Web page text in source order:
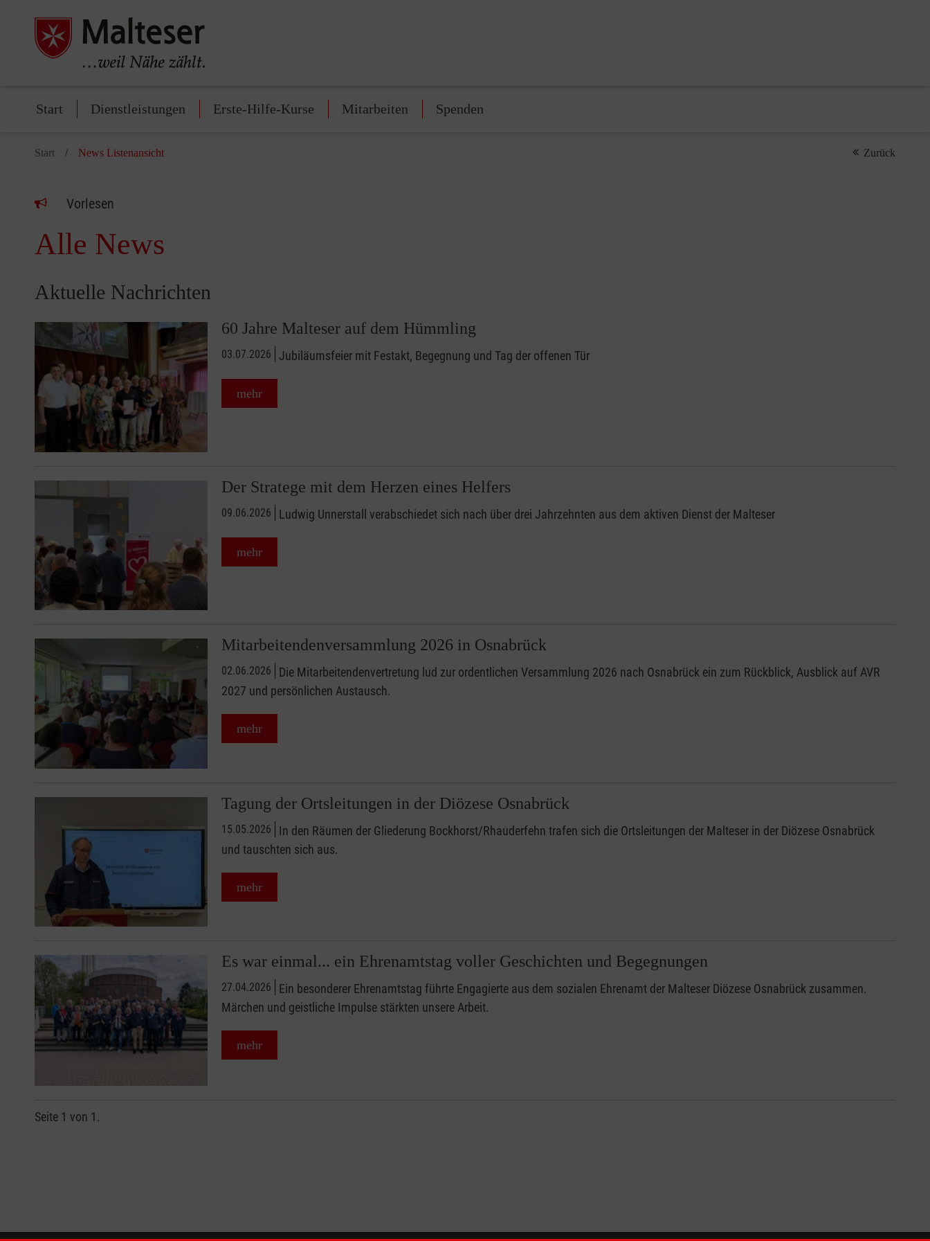
Start Dienstleistungen Erste-Hilfe-Kurse Mitarbeiten Spenden
Start News Listenansicht Zurück
Vorlesen
Alle News
Aktuelle Nachrichten
60 Jahre Malteser auf dem Hümmling
03.07.2026 Jubiläumsfeier mit Festakt, Begegnung und Tag der offenen Tür
mehr
Der Stratege mit dem Herzen eines Helfers
09.06.2026 Ludwig Unnerstall verabschiedet sich nach über drei Jahrzehnten aus dem aktiven Dienst der Malteser
mehr
Mitarbeitendenversammlung 2026 in Osnabrück
02.06.2026
Die Mitarbeitendenvertretung lud zur ordentlichen Versammlung 2026 nach Osnabrück ein zum Rückblick, Ausblick auf AVR
2027 und persönlichen Austausch.
mehr
Tagung der Ortsleitungen in der Diözese Osnabrück
15.05.2026
In den Räumen der Gliederung Bockhorst/Rhauderfehn trafen sich die Ortsleitungen der Malteser in der Diözese Osnabrück
und tauschten sich aus.
mehr
Es war einmal... ein Ehrenamtstag voller Geschichten und Begegnungen
27.04.2026
Ein besonderer Ehrenamtstag führte Engagierte aus dem sozialen Ehrenamt der Malteser Diözese Osnabrück zusammen.
Märchen und geistliche Impulse stärkten unsere Arbeit.
mehr
Seite 1 von 1.